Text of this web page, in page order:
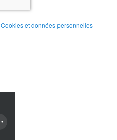
Cookies et données personnelles